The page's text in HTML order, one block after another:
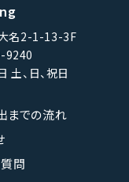
名2-1-13-3F
9240
、日、祝日
までの流れ
問